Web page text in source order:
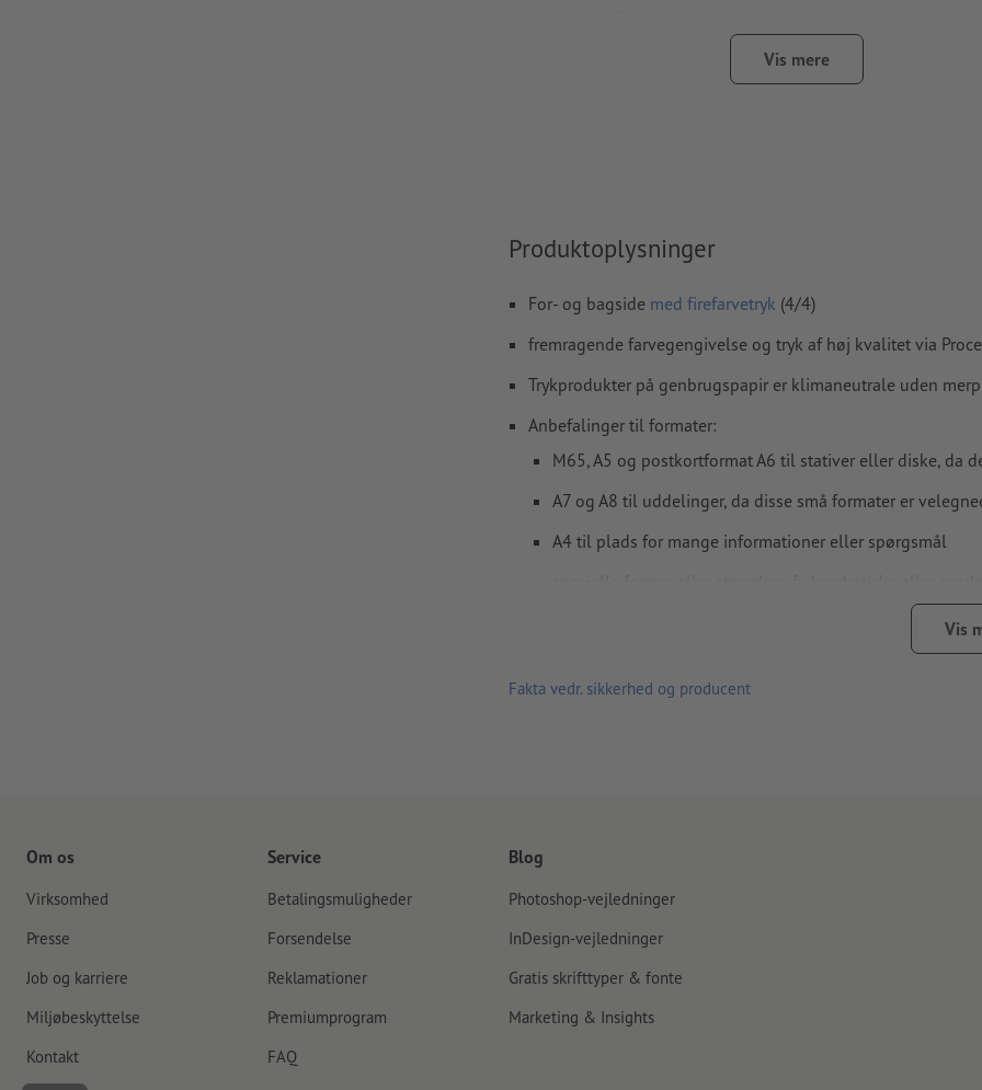
på 2 mm, vigtige oplysninger
mindst 4 mm fra det endelige formats kant
Kommentarerslettes og trykkes ikke
Formularfeltetsindhold vil blive trykt
Hvordan opretter jeg udskriftsdata korrekt?
Vis mere
Produktoplysninger
For- og bagside med firefarvetryk (4/4)
fremragende farvegengivelse og tryk af høj kvalitet via
Trykprodukter på genbrugspapir er klimaneutrale uden
Anbefalinger til formater:
M65, A5 og postkortformat A6 til stativer eller diske, da
A7 og A8 til uddelinger, da disse små formater er
A4 til plads for mange informationer eller spørgsmål
jo højere gramvægt desto bedre fasthed og lysdækning har
Hvilket papir er det rigtige? Vores
Vis
Fakta vedr. sikkerhed og producent
Om os
Virksomhed
Presse
Job og karriere
Miljøbeskyttelse
Kontakt
Service
Betalingsmuligheder
Forsendelse
Reklamationer
Premiumprogram
FAQ
Blog
Photoshop-vejledninger
InDesign-vejledninger
Gratis skrifttyper & fonte
Marketing & Insights